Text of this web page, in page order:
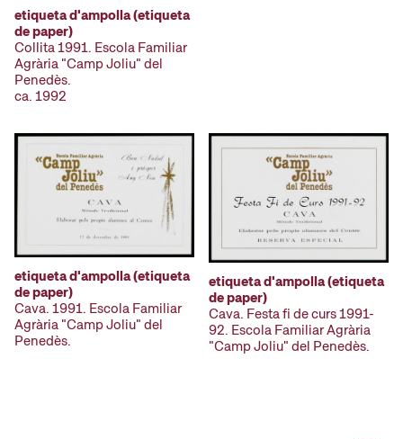
etiqueta d'ampolla (etiqueta
de paper)
Collita 1991. Escola Familiar
Agrària "Camp Joliu" del
Penedès.
ca. 1992
etiqueta d'ampolla (etiqueta
de paper)
Cava. 1991. Escola Familiar
Agrària "Camp Joliu" del
Penedès.
etiqueta d'ampolla (etiqueta
de paper)
Cava. Festa fi de curs 1991-
92. Escola Familiar Agrària
"Camp Joliu" del Penedès.